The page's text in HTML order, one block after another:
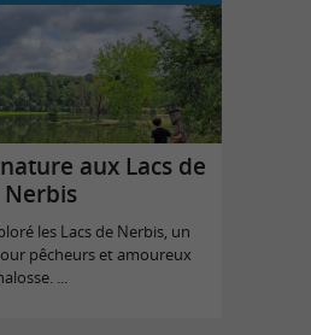
aux Lacs de
Nerbis
les Lacs de Nerbis, un
pêcheurs et amoureux
...